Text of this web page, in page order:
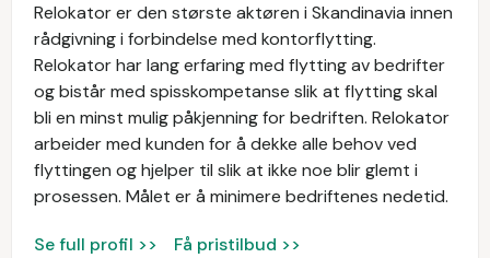
Relokator er den største aktøren i Skandinavia innen
rådgivning i forbindelse med kontorflytting.
Relokator har lang erfaring med flytting av bedrifter
og bistår med spisskompetanse slik at flytting skal
bli en minst mulig påkjenning for bedriften. Relokator
arbeider med kunden for å dekke alle behov ved
flyttingen og hjelper til slik at ikke noe blir glemt i
prosessen. Målet er å minimere bedriftenes nedetid.
Se full profil >> Få pristilbud >>